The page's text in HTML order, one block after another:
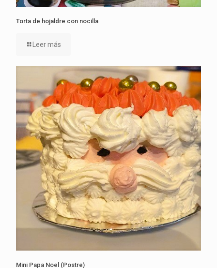
Torta de hojaldre con nocilla
Leer más
Mini Papa Noel (Postre)